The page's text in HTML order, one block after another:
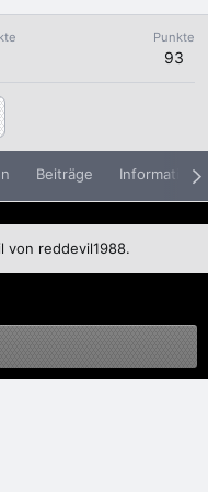
Punkte
93
Beiträge
von reddevil1988.